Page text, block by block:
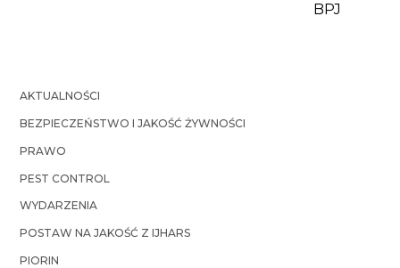
BPJ
AKTUALNOŚCI
BEZPIECZEŃSTWO I JAKOŚĆ ŻYWNOŚCI
PRAWO
PEST CONTROL
WYDARZENIA
POSTAW NA JAKOŚĆ Z IJHARS
PIORIN